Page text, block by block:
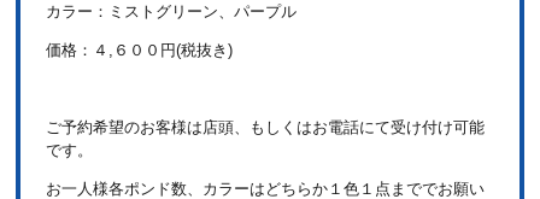
カラー：ミストグリーン、パープル
価格：４,６００円(税抜き)
ご予約希望のお客様は店頭、もしくはお電話にて受け付け可能
です。
お一人様各ポンド数、カラーはどちらか１色１点まででお願い